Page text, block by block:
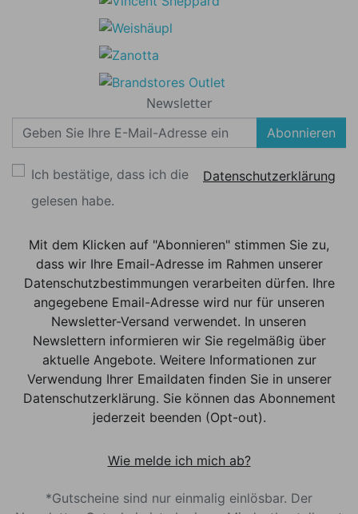
Newsletter
Abonnieren
Ich bestätige, dass ich die
Datenschutzerklärung
gelesen habe.
Mit dem Klicken auf "Abonnieren" stimmen Sie zu,
dass wir Ihre Email-Adresse im Rahmen unserer
Datenschutzbestimmungen verarbeiten dürfen. Ihre
angegebene Email-Adresse wird nur für unseren
Newsletter-Versand verwendet. In unseren
Newslettern informieren wir Sie regelmäßig über
aktuelle Angebote. Weitere Informationen zur
Verwendung Ihrer Emaildaten finden Sie in unserer
Datenschutzerklärung. Sie können das Abonnement
jederzeit beenden (Opt-out).
Wie melde ich mich ab?
*Gutscheine sind nur einmalig einlösbar. Der